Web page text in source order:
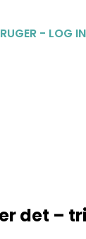
- LOG
det –